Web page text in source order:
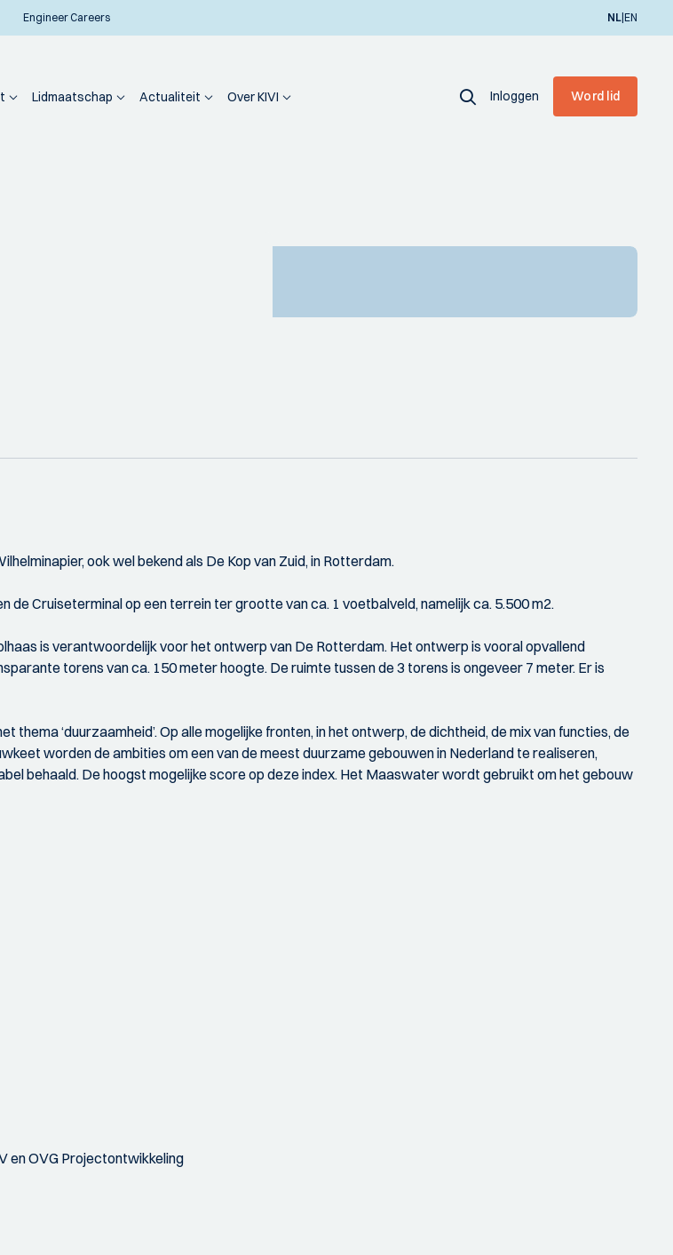
Engineer Careers NL|EN
Lidmaatschap Actualiteit Over KIVI Inloggen Word lid
ook wel bekend als De Kop van Zuid, in Rotterdam.
Cruiseterminal op een terrein ter grootte van ca. 1 voetbalveld, namelijk ca. 5.500 m2.
is verantwoordelijk voor het ontwerp van De Rotterdam. Het ontwerp is vooral opvallend
torens van ca. 150 meter hoogte. De ruimte tussen de 3 torens is ongeveer 7 meter. Er is
‘duurzaamheid’. Op alle mogelijke fronten, in het ontwerp, de dichtheid, de mix van functies, de
worden de ambities om een van de meest duurzame gebouwen in Nederland te realiseren,
behaald. De hoogst mogelijke score op deze index. Het Maaswater wordt gebruikt om het gebouw
en OVG Projectontwikkeling